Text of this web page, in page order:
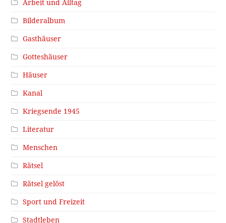
Arbeit und Alltag
Bilderalbum
Gasthäuser
Gotteshäuser
Häuser
Kanal
Kriegsende 1945
Literatur
Menschen
Rätsel
Rätsel gelöst
Sport und Freizeit
Stadtleben